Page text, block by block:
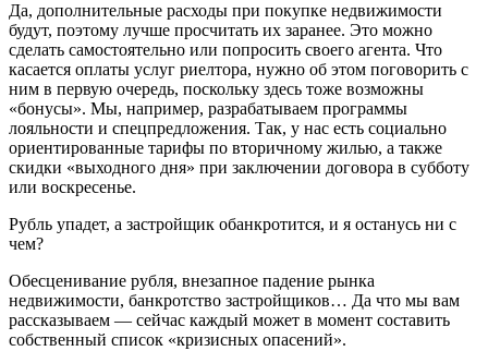
Да, дополнительные расходы при покупке недвижимости
будут, поэтому лучше просчитать их заранее. Это можно
сделать самостоятельно или попросить своего агента. Что
касается оплаты услуг риелтора, нужно об этом поговорить с
ним в первую очередь, поскольку здесь тоже возможны
«бонусы». Мы, например, разрабатываем программы
лояльности и спецпредложения. Так, у нас есть социально
ориентированные тарифы по вторичному жилью, а также
скидки «выходного дня» при заключении договора в субботу
или воскресенье.
Рубль упадет, а застройщик обанкротится, и я останусь ни с
чем?
Обесценивание рубля, внезапное падение рынка
недвижимости, банкротство застройщиков… Да что мы вам
рассказываем — сейчас каждый может в момент составить
собственный список «кризисных опасений».